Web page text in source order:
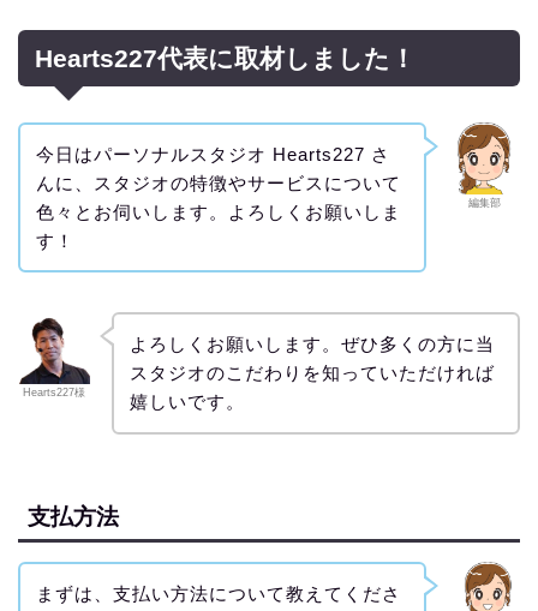
Hearts227代表に取材しました！
編集部
今日はパーソナルスタジオ Hearts227 さ
んに、スタジオの特徴やサービスについて
色々とお伺いします。よろしくお願いしま
す！
Hearts227様
よろしくお願いします。ぜひ多くの方に当
スタジオのこだわりを知っていただければ
嬉しいです。
支払方法
まずは、支払い方法について教えてくださ